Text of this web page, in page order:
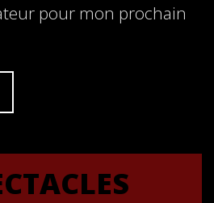
pour mon prochain